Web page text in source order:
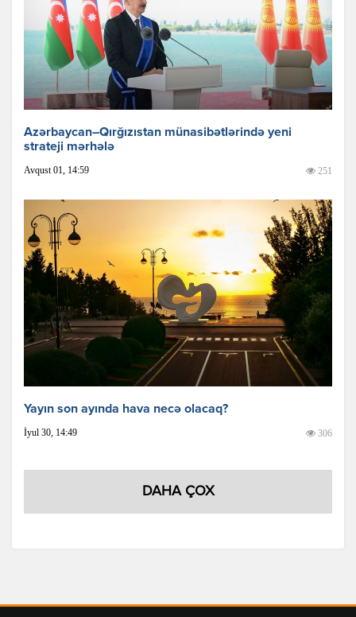
Azərbaycan–Qırğızıstan münasibətlərində yeni
strateji mərhələ
Avqust 01, 14:59 251
Yayın son ayında hava necə olacaq?
İyul 30, 14:49 306
DAHA ÇOX